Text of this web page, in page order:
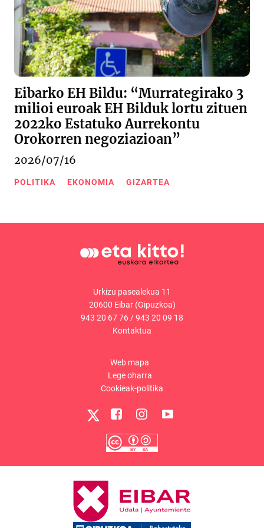
Eibarko EH Bildu: “Murrategirako 3
milioi euroak EH Bilduk lortu zituen
2022ko Estatuko Aurrekontu
Orokorren negoziazioan”
2026/07/16
POLITIKA EKONOMIA GIZARTEA
Urkizu pasealekua 11
20600 Eibar (Gipuzkoa)
943 20 67 76/943 20 09 18
Kontaktua
Web mapa
Lege oharra
Cookieak-politika